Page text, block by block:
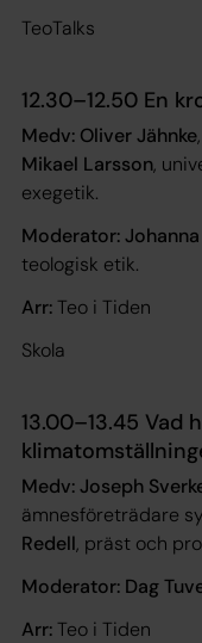
TeoTalks
12.30–12.50 En
Medv: Oliver Jähnke
Mikael Larsson,
exegetik.
Moderator:
teologisk etik.
Arr:Teo i Tiden
Skola
13.00–13.45 Vad
Medv: Joseph
ämnesföreträdare
Redell, präst och
Moderator: Dag
Arr:Teo i Tiden